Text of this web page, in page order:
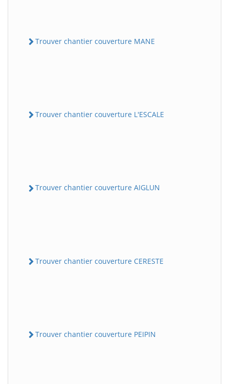
Trouver chantier couverture MANE
Trouver chantier couverture L'ESCALE
Trouver chantier couverture AIGLUN
Trouver chantier couverture CERESTE
Trouver chantier couverture PEIPIN